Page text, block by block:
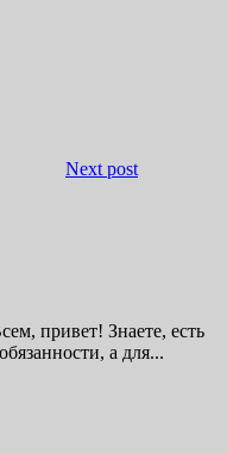
Next post
привет! Знаете, есть
а для...